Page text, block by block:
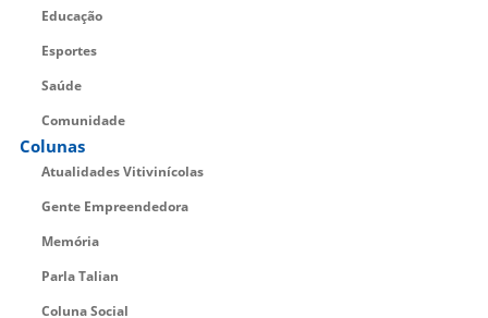
Educação
Esportes
Saúde
Comunidade
Colunas
Atualidades Vitivinícolas
Gente Empreendedora
Memória
Parla Talian
Coluna Social